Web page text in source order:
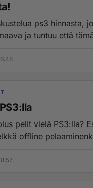
ps3 hinnasta,
ja tuntuu että
pelit vielä PS3:lla?
offline